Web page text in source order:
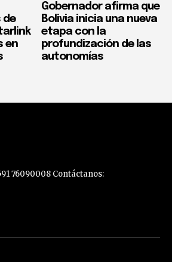
de
en
Gobernador afirma que
Bolivia inicia una nueva
etapa con la
profundización de las
autonomías
76090008 Contáctanos: